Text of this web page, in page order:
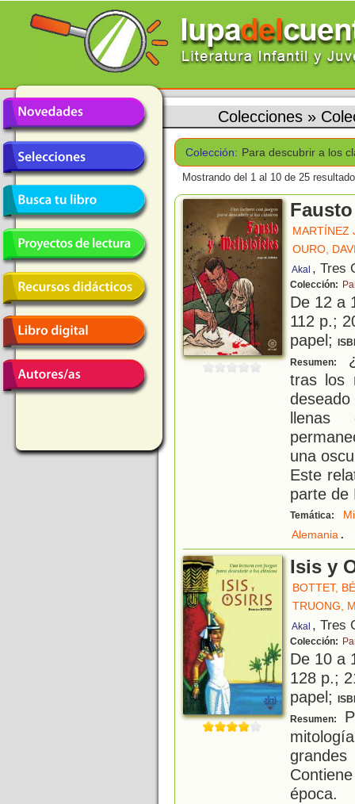
Colecciones »
Colección: Para descubrir a los
Mostrando del 1 al 10 de 25
MARTÍNEZ
OURO,
Akal , Tres
Colección:
De 12 a
112 p.;
papel;
Resumen:
tras los
llenas
una
Este
parte de
Temática:
Alemania.
Isis y
BOTTET,
TRUONG,
Akal , Tres
Colección:
De 10 a
128 p.;
papel;
Resumen:
época.